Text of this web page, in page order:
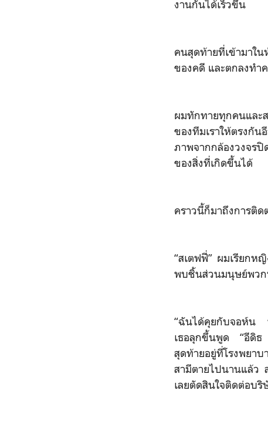
งานกันได้เร็วขึ้น
คนสุดท้ายที่เข้ามาใ
ของคดี และตกลงทำ
ผมทักทายทุกคนและ
ของทีมเราให้ตรงกั
ภาพจากกล้องวงจร
ของสิ่งที่เกิดขึ้นได้
คราวนี้ก็มาถึงการติ
“สเตฟฟี่” ผมเรียกห
พบชิ้นส่วนมนุษย์พวก
“ฉันได้คุยกับจอห์น
เธอลุกขึ้นพูด “อีดิธ
สุดท้ายอยู่ที่โรงพยาบ
สามีตายไปนานแล้ว
เลยตัดสินใจติดต่อบริ